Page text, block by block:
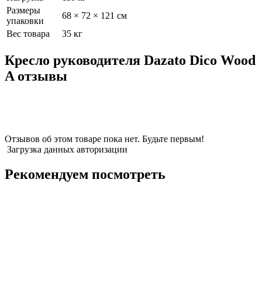
Размеры
упаковки
68 × 72 × 121 см
Вес товара
35 кг
Кресло руководителя Dazato Dico Wood
A отзывы
Отзывов об этом товаре пока нет. Будьте первым!
Загрузка данных авторизации
Рекомендуем посмотреть